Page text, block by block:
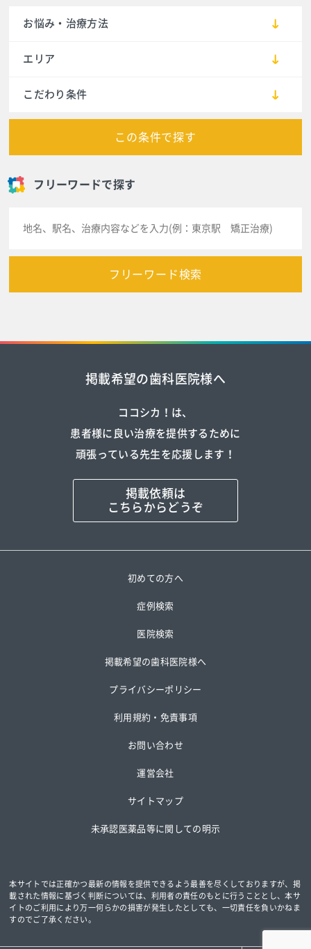
お悩み・治療方法
エリア
こだわり条件
この条件で探す
フリーワードで探す
フリーワード検索
掲載希望の歯科医院様へ
ココシカ！は、
患者様に良い治療を提供するために
頑張っている先生を応援します！
掲載依頼は
こちらからどうぞ
初めての方へ
症例検索
医院検索
掲載希望の歯科医院様へ
プライバシーポリシー
利用規約・免責事項
お問い合わせ
運営会社
サイトマップ
未承認医薬品等に関しての明示
本サイトでは正確かつ最新の情報を提供できるよう最善を尽くしておりますが、掲
載された情報に基づく判断については、 利用者の責任のもとに行うこととし、本サ
イトのご利用により万一何らかの損害が発生したとしても、一切責任を負いかねま
すのでご了承ください。